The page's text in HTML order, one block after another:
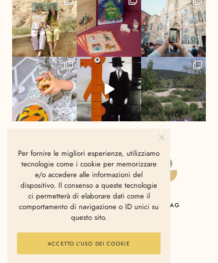
2006 - 2025 © Polkadot
HOME CHI SIAMO CONTATTI MAG
Per fornire le migliori esperienze, utilizziamo
tecnologie come i cookie per memorizzare
e/o accedere alle informazioni del
dispositivo. Il consenso a queste tecnologie
ci permetterà di elaborare dati come il
comportamento di navigazione o ID unici su
questo sito.
ACCETTO L'USO DEI COOKIE